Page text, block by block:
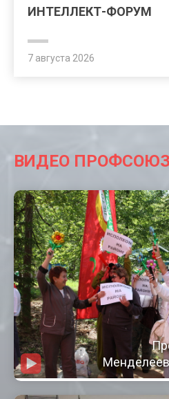
ИНТЕЛЛЕКТ-ФОРУМ
7 августа 2026
ВИДЕО